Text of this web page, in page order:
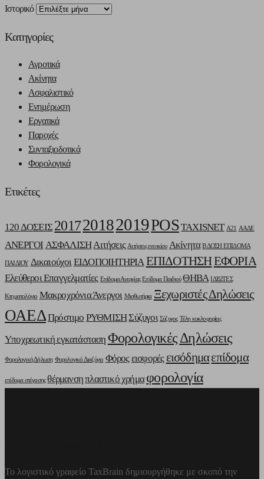
Ιστορικό
Kατηγορίες
Αγροτικά
Ακίνητα
Ασφαλιστικό
Ενημέρωση
Εργατικά
Παροχές
Συνταξιοδοτικά
Φορολογικά
Ετικέτες
120 ΔΟΣΕΙΣ 201720182019POSTAXISNET Α21 ΑΑΔΕ
ΑΝΕΡΓΟΙ ΑΣΦΑΛΙΣΗΑιτήσεις Αιτήσεις ενοικίου Ακίνητα Β ΔΟΣΗ ΕΠΙΔΟΜΑ
ΠΑΙΔΙΟΥ ΔικαιούχοιΕΙΔΟΠΟΙΗΤΗΡΙΑΕΠΙΔΟΤΗΣΗΕΦΟΡΙΑ
Ελεύθεροι Επαγγελματίες Επίδομα Ανεργίας Επίδομα Παιδιού ΘΗΒΑ ΙΔΙΩΤΕΣ
Κτηματολόγιο Μακροχρόνια Άνεργοι Μισθωτήρια Ξεχωριστές Δηλώσεις
ΟΑΕΔΠρόστιμο ΡΥΘΜΙΣΗΣύζυγοι Σύζυγος Τέλη κυκλοφορίας
Υποχρεωτική εγκατάσταση Φορολογικές Δηλώσεις
Φορολογική Δήλωση Φορολογικό Διαζύγιο Φόροςεισφορές εισόδημαεπίδομα
επίδομα στέγασης θέρμανσηπλαστικό χρήμα φορολογία
Το λογιστικό γραφείο TaxBrain δημιουργήθηκε με σκοπό την